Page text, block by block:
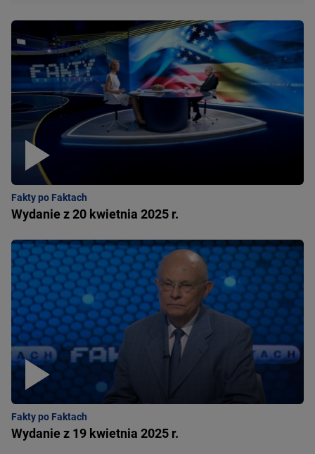
Fakty po Faktach
Wydanie z 20 kwietnia 2025 r.
Fakty po Faktach
Wydanie z 19 kwietnia 2025 r.